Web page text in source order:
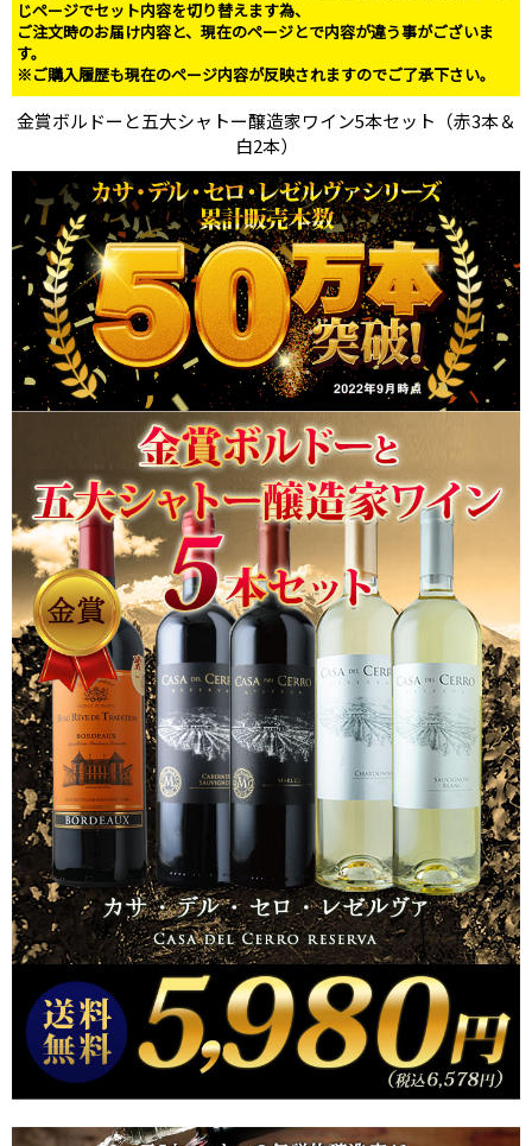
じページでセット内容を切り替えます為、
ご注文時のお届け内容と、現在のページとで内容が違う事がございま
す。
※ご購入履歴も現在のページ内容が反映されますのでご了承下さい。
金賞ボルドーと五大シャトー醸造家ワイン5本セット（赤3本＆
白2本）